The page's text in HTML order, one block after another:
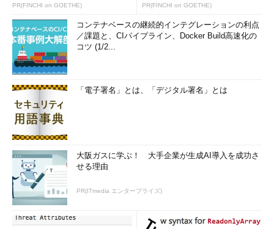
PR(FINCHI on GOETHE) PR(FINCHI on GOETHE)
コンテナベースの継続的インテグレーションの利点
／課題と、CIパイプライン、Docker Build高速化の
コツ (1/2...
「電子署名」とは、「デジタル署名」とは
大阪ガスに学ぶ！ 大手企業が生成AI導入を成功さ
せる理由
PR(ITmedia エンタープライズ)